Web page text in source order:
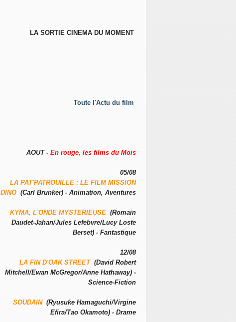
LA SORTIE CINEMA DU MOMENT
Toute l'Actu du film
AOUT - En rouge, les films du Mois
05/08
LA PAT'PATROUILLE : LE FILM MISSION
DINO (Carl Brunker) - Animation, Aventures
KYMA, L'ONDE MYSTERIEUSE (Romain
Daudet-Jahan/Jules Lefebvre/Lucy Loste
Berset) - Fantastique
12/08
LA FIN D'OAK STREET(David Robert
Mitchell/Ewan McGregor/Anne Hathaway) -
Science-Fiction
SOUDAIN(Ryusuke Hamaguchi/Virgine
Efira/Tao Okamoto) - Drame